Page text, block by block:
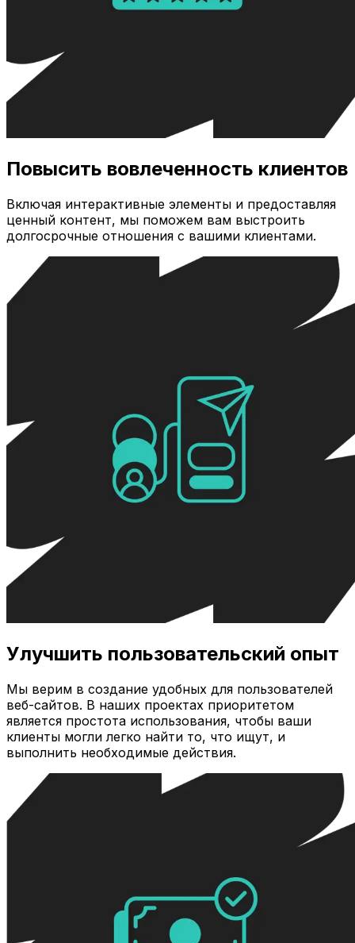
Повысить вовлеченность клиентов
Включая интерактивные элементы и предоставляя
ценный контент, мы поможем вам выстроить
долгосрочные отношения с вашими клиентами.
Улучшить пользовательский опыт
Мы верим в создание удобных для пользователей
веб-сайтов. В наших проектах приоритетом
является простота использования, чтобы ваши
клиенты могли легко найти то, что ищут, и
выполнить необходимые действия.